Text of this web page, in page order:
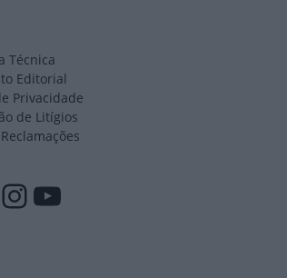
Técnica
Editorial
Privacidade
de Litígios
Instagram
YouTube